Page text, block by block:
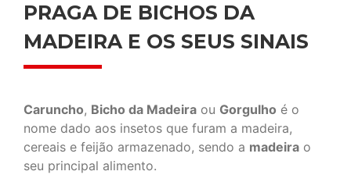
PRAGA DE BICHOS DA
MADEIRA E OS SEUS SINAIS
Caruncho, Bicho da Madeira ou Gorgulho é o
nome dado aos insetos que furam a madeira,
cereais e feijão armazenado, sendo a madeira o
seu principal alimento.